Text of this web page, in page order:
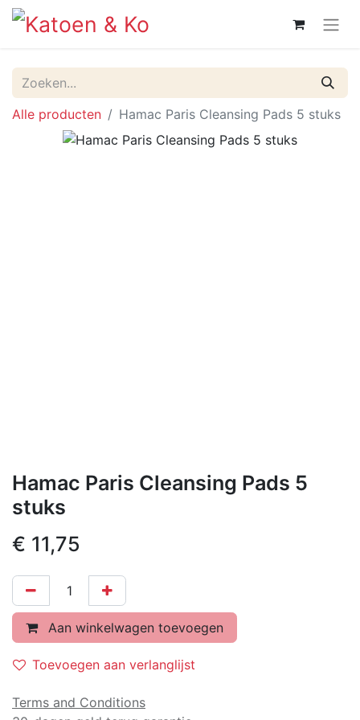
Alle producten Hamac Paris Cleansing Pads 5 stuks
Hamac Paris Cleansing Pads 5
stuks
€ 11,75
Aan winkelwagen toevoegen
Toevoegen aan verlanglijst
Terms and Conditions